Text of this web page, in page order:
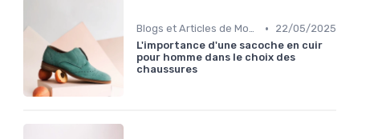
Blogs et Articles de Mode •
22/05/2025
L'importance d'une sacoche en cuir
pour homme dans le choix des
chaussures